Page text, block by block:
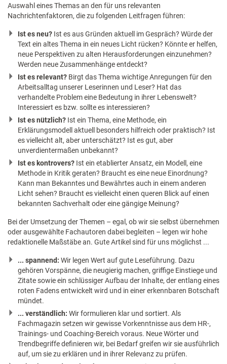
Auswahl eines Themas an den für uns relevanten
Nachrichtenfaktoren, die zu folgenden Leitfragen führen:
Ist es neu? Ist es aus Gründen aktuell im Gespräch? Würde der
Text ein altes Thema in ein neues Licht rücken? Könnte er helfen,
neue Perspektiven zu alten Herausforderungen einzunehmen?
Werden neue Zusammenhänge entdeckt?
Ist es relevant? Birgt das Thema wichtige Anregungen für den
Arbeitsalltag unserer Leserinnen und Leser? Hat das
verhandelte Problem eine Bedeutung in ihrer Lebenswelt?
Interessiert es bzw. sollte es interessieren?
Ist es nützlich? Ist ein Thema, eine Methode, ein
Erklärungsmodell aktuell besonders hilfreich oder praktisch? Ist
es vielleicht alt, aber unterschätzt? Ist es gut, aber
unverdientermaßen unbekannt?
Ist es kontrovers? Ist ein etablierter Ansatz, ein Modell, eine
Methode in Kritik geraten? Braucht es eine neue Einordnung?
Kann man Bekanntes und Bewährtes auch in einem anderen
Licht sehen? Braucht es vielleicht einen queren Blick auf einen
bekannten Sachverhalt oder eine gängige Meinung?
Bei der Umsetzung der Themen – egal, ob wir sie selbst übernehmen
oder ausgewählte Fachautoren dabei begleiten – legen wir hohe
redaktionelle Maßstäbe an. Gute Artikel sind für uns möglichst ...
... spannend: Wir legen Wert auf gute Leseführung. Dazu
gehören Vorspänne, die neugierig machen, griffige Einstiege und
Zitate sowie ein schlüssiger Aufbau der Inhalte, der entlang eines
roten Fadens entwickelt wird und in einer erkennbaren Botschaft
mündet.
... verständlich: Wir formulieren klar und sortiert. Als
Fachmagazin setzen wir gewisse Vorkenntnisse aus dem HR-,
Trainings- und Coaching-Bereich voraus. Neue Wörter und
Trendbegriffe definieren wir, bei Bedarf greifen wir sie ausführlich
auf, um sie zu erklären und in ihrer Relevanz zu prüfen.